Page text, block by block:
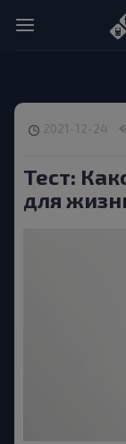
2021-12-24
Тест:
для